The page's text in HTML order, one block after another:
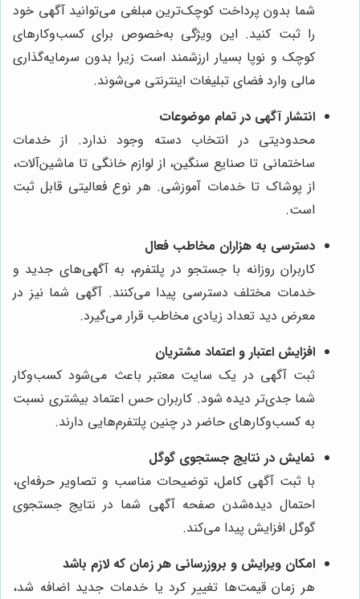
شما بدون پرداخت کوچک‌ترین مبلغی می‌توانید آگهی خود
را ثبت کنید. این ویژگی به‌خصوص برای کسب‌وکارهای
کوچک و نوپا بسیار ارزشمند است زیرا بدون سرمایه‌گذاری
مالی وارد فضای تبلیغات اینترنتی می‌شوند.
انتشار آگهی در تمام موضوعات
محدودیتی در انتخاب دسته وجود ندارد. از خدمات
ساختمانی تا صنایع سنگین، از لوازم خانگی تا ماشین‌آلات،
از پوشاک تا خدمات آموزشی. هر نوع فعالیتی قابل ثبت
است.
دسترسی به هزاران مخاطب فعال
کاربران روزانه با جستجو در پلتفرم، به آگهی‌های جدید و
خدمات مختلف دسترسی پیدا می‌کنند. آگهی شما نیز در
معرض دید تعداد زیادی مخاطب قرار می‌گیرد.
افزایش اعتبار و اعتماد مشتریان
ثبت آگهی در یک سایت معتبر باعث می‌شود کسب‌وکار
شما جدی‌تر دیده شود. کاربران حس اعتماد بیشتری نسبت
به کسب‌وکارهای حاضر در چنین پلتفرم‌هایی دارند.
نمایش در نتایج جستجوی گوگل
با ثبت آگهی کامل، توضیحات مناسب و تصاویر حرفه‌ای،
احتمال دیده‌شدن صفحه آگهی شما در نتایج جستجوی
گوگل افزایش پیدا می‌کند.
امکان ویرایش و بروزرسانی هر زمان که لازم باشد
هر زمان قیمت‌ها تغییر کرد یا خدمات جدید اضافه شد،